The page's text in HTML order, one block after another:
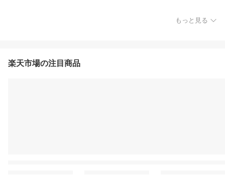
もっと見る
楽天市場の注目商品